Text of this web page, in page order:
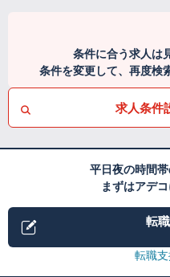
条件に合う求人は
条件を変更して、再度検
求人条件
平日夜の時間
まずはアデ
転
転職